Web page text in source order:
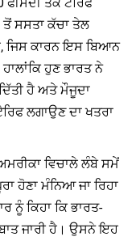
ਤੋਂ ਸਸਤਾ ਕੱਚਾ ਤੇਲ
ਜਿਸ ਕਾਰਨ ਇਸ ਬਿਆਨ
ਹੁਣ ਭਾਰਤ ਨੇ
ਹੈ ਅਤੇ ਮੌਜੂਦਾ
ਲਗਾਉਣ ਦਾ ਖਤਰਾ
ਵਿਚਾਲੇ ਲੰਬੇ ਸਮੇਂ
ਹੋਣਾ ਮੰਨਿਆ ਜਾ ਰਿਹਾ
ਨੂੰ ਕਿਹਾ ਕਿ ਭਾਰਤ-
ਜਾਰੀ ਹੈ। ਉਸਨੇ ਇਹ